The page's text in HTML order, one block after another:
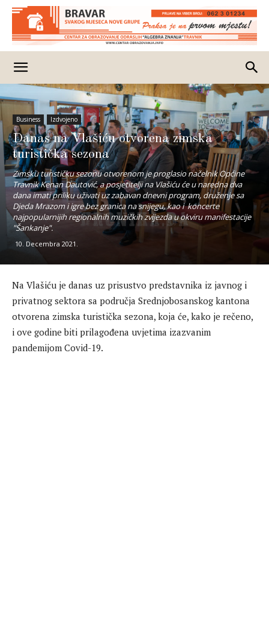
Business Izdvojeno
Danas na Vlašiću otvorena zimska
turistička sezona
Zimsku turističku sezonu otvorenom je proglasio načelnik Općine
Travnik Kenan Dautović, a posjetitelji na Vlašiću će u naredna dva
dana imati priliku uživati uz zabavan dnevni program, druženje sa
Djeda Mrazom i igre bez granica na snijegu, kao i koncerte
najpopularnijih regionalnih muzičkih zvijezda u okviru manifestacije
"Šankanje".
10. Decembra 2021.
Na Vlašiću je danas uz prisustvo predstavnika iz javnog i
privatnog sektora sa područja Srednjobosanskog kantona
otvorena zimska turistička sezona, koja će, kako je rečeno,
i ove godine biti prilagođena uvjetima izazvanim
pandemijom Covid-19.